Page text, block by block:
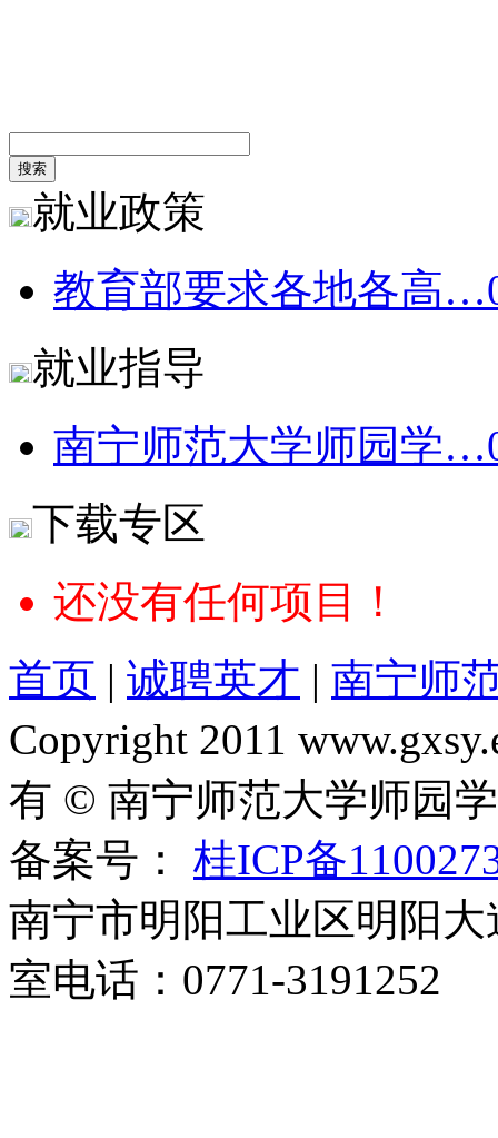
就业政策
教育部要求各地各高…
就业指导
南宁师范大学师园学…
下载专区
还没有任何项目！
首页 | 诚聘英才 | 南宁师
Copyright 2011
有 © 南宁师范大学师园
备案号： 桂ICP备
南宁市明阳工业区明阳
室电话：0771-3191252